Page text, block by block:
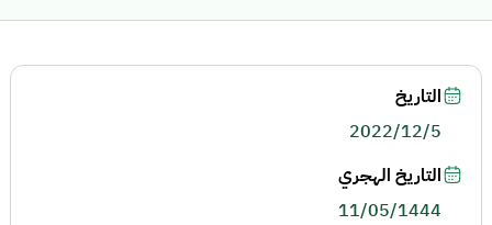
التاريخ
2022/12/5
التاريخ الهجري
11/05/1444